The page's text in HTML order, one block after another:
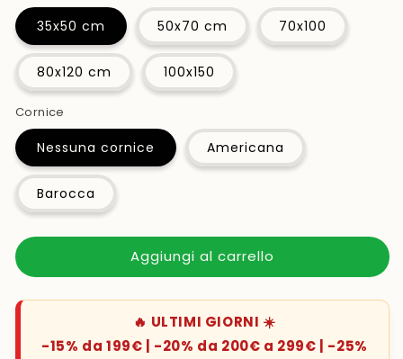
35x50 cm 50x70 cm 70x100
80x120 cm 100x150
Cornice
Nessuna cornice Americana
Barocca
Aggiungi al carrello
🔥 ULTIMI GIORNI ☀️
-15% da 199€ | -20% da 200€ a 299€ | -25%